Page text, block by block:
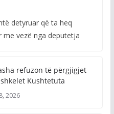
detyruar që ta heq
me vezë nga deputetja
refuzon të përgjigjet
Kushtetuta
2026